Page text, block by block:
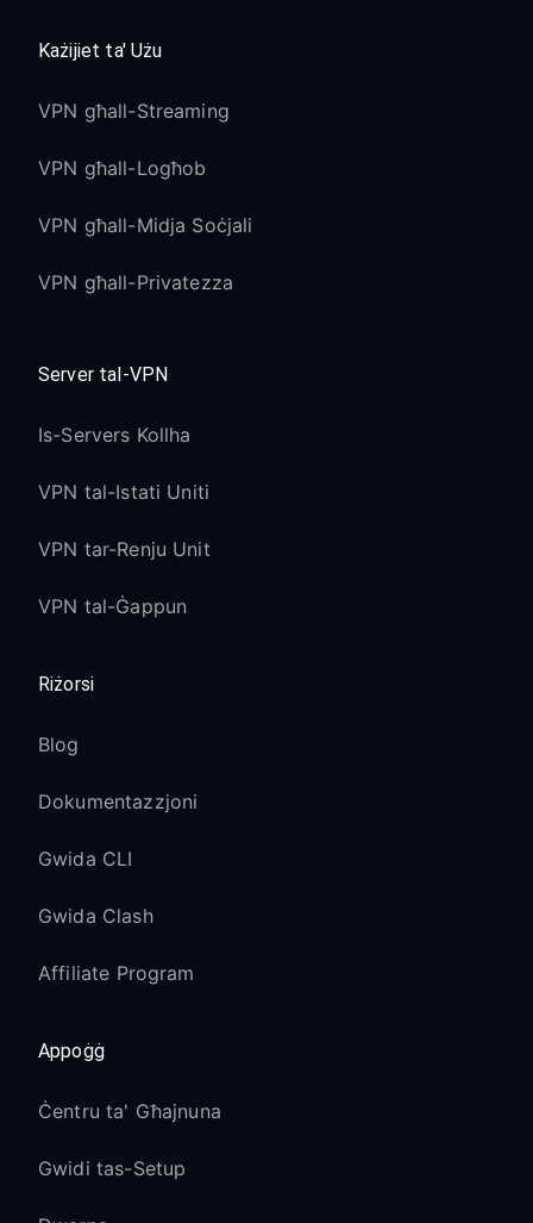
Każijiet ta' Użu
VPN għall-Streaming
VPN għall-Logħob
VPN għall-Midja Soċjali
VPN għall-Privatezza
Server tal-VPN
Is-Servers Kollha
VPN tal-Istati Uniti
VPN tar-Renju Unit
VPN tal-Ġappun
Riżorsi
Blog
Dokumentazzjoni
Gwida CLI
Gwida Clash
Affiliate Program
Appoġġ
Ċentru ta' Għajnuna
Gwidi tas-Setup